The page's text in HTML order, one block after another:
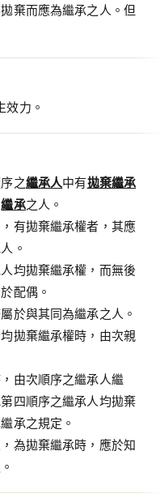
棄而應為繼承之人。但
效力。
之繼承人中有拋棄繼承
繼承之人。
有拋棄繼承權者，其應
。
均拋棄繼承權，而無後
配偶。
於與其同為繼承之人。
拋棄繼承權時，由次親
由次順序之繼承人繼
四順序之繼承人均拋棄
承之規定。
為拋棄繼承時，應於知